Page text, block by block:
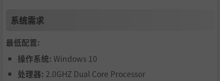
系统需求
最低配置:
操作系统: Windows 10
处理器: 2.0GHZ Dual Core Processor